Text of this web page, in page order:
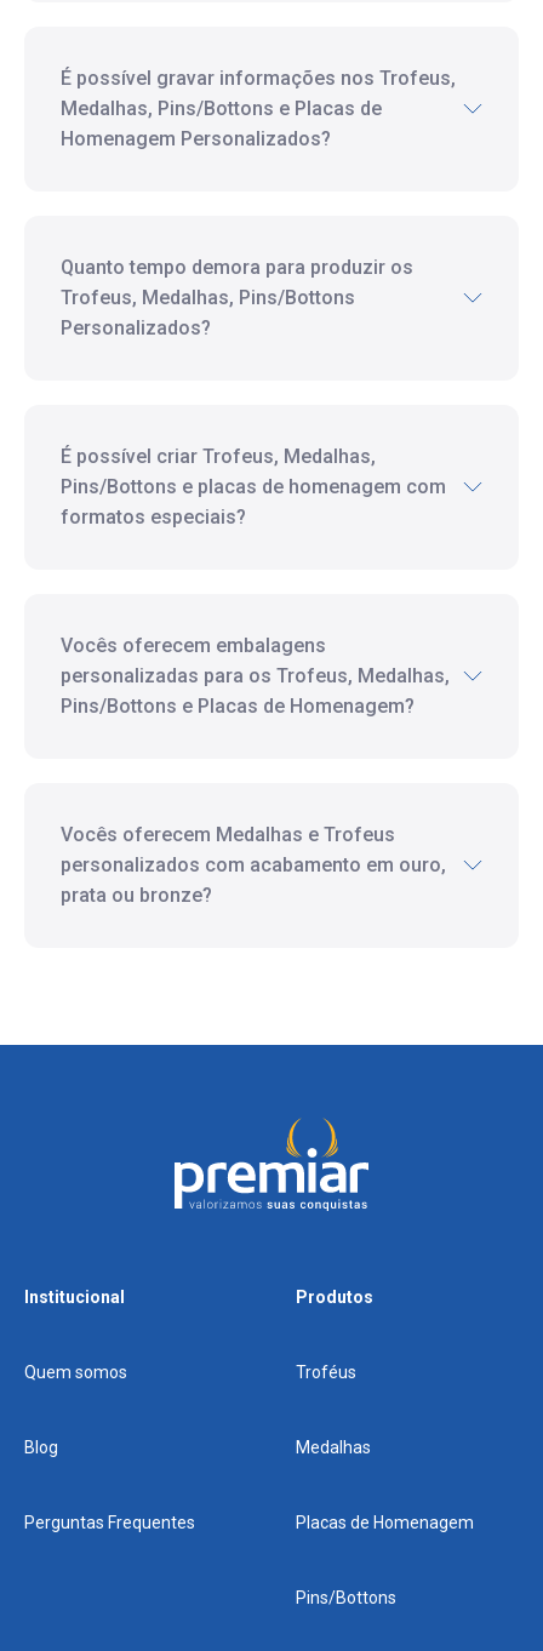
É possível gravar informações nos Trofeus,
Medalhas, Pins/Bottons e Placas de
Homenagem Personalizados?
Quanto tempo demora para produzir os
Trofeus, Medalhas, Pins/Bottons
Personalizados?
É possível criar Trofeus, Medalhas,
Pins/Bottons e placas de homenagem com
formatos especiais?
Vocês oferecem embalagens
personalizadas para os Trofeus, Medalhas,
Pins/Bottons e Placas de Homenagem?
Vocês oferecem Medalhas e Trofeus
personalizados com acabamento em ouro,
prata ou bronze?
Institucional
Quem somos
Blog
Perguntas Frequentes
Produtos
Troféus
Medalhas
Placas de Homenagem
Pins/Bottons